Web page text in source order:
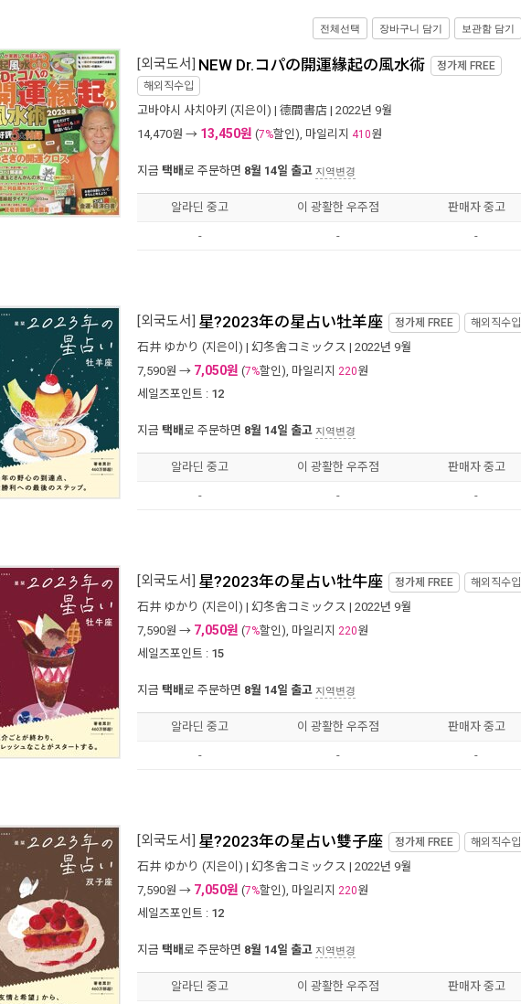
전체선택 장바구니 담기 보관함 담기
[외국도서] NEW Dr.コパの開運緣起の風水術 정가제 FREE
해외직수입
고바야시 사치아키 (지은이) | 德間書店 | 2022년 9월
14,470원 → 13,450원 (7%할인), 마일리지 410원
지금 택배로 주문하면 8월 14일 출고 지역변경
알라딘 중고 이 광활한 우주점 판매자 중고
- - -
[외국도서] 星?2023年の星占い牡羊座 정가제 FREE 해외직수입
石井 ゆかり (지은이) | 幻冬舍コミックス | 2022년 9월
7,590원 → 7,050원 (7%할인), 마일리지 220원
세일즈포인트 : 12
지금 택배로 주문하면 8월 14일 출고 지역변경
알라딘 중고 이 광활한 우주점 판매자 중고
- - -
[외국도서] 星?2023年の星占い牡牛座 정가제 FREE 해외직수입
石井 ゆかり (지은이) | 幻冬舍コミックス | 2022년 9월
7,590원 → 7,050원 (7%할인), 마일리지 220원
세일즈포인트 : 15
지금 택배로 주문하면 8월 14일 출고 지역변경
알라딘 중고 이 광활한 우주점 판매자 중고
- - -
[외국도서] 星?2023年の星占い雙子座 정가제 FREE 해외직수입
石井 ゆかり (지은이) | 幻冬舍コミックス | 2022년 9월
7,590원 → 7,050원 (7%할인), 마일리지 220원
세일즈포인트 : 12
지금 택배로 주문하면 8월 14일 출고 지역변경
알라딘 중고 이 광활한 우주점 판매자 중고